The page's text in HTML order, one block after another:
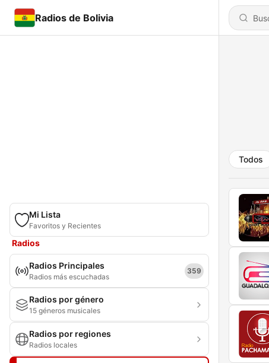
Radios de Bolivia
Mi Lista
Favoritos y Recientes
Radios
Radios Principales
Radios más escuchadas
359
Radios por género
15 géneros musicales
Radios por regiones
Radios locales
Todos